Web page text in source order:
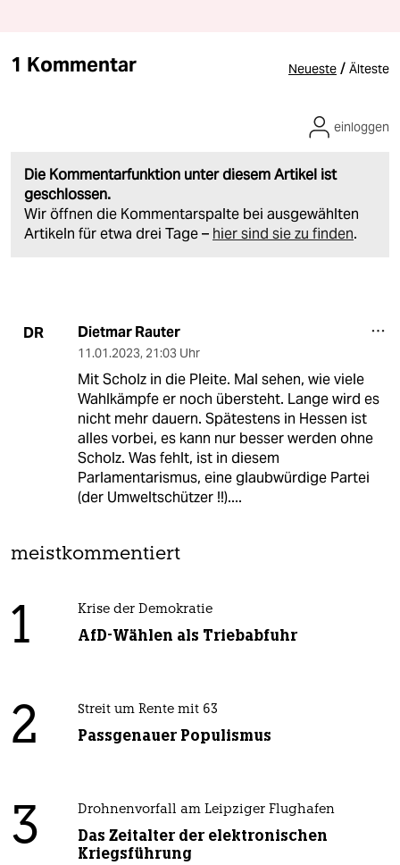
1 Kommentar Neueste / Älteste
Die Kommentarfunktion unter diesem Artikel ist
geschlossen.
Wir öffnen die Kommentarspalte bei ausgewählten
Artikeln für etwa drei Tage – hier sind sie zu finden.
einloggen
DR Dietmar Rauter
11.01.2023, 21:03 Uhr
Mit Scholz in die Pleite. Mal sehen, wie viele
Wahlkämpfe er noch übersteht. Lange wird es
nicht mehr dauern. Spätestens in Hessen ist
alles vorbei, es kann nur besser werden ohne
Scholz. Was fehlt, ist in diesem
Parlamentarismus, eine glaubwürdige Partei
(der Umweltschützer !!)....
meistkommentiert
1 Krise der Demokratie
AfD-Wählen als Triebabfuhr
2 Streit um Rente mit 63
Passgenauer Populismus
3 Drohnenvorfall am Leipziger Flughafen
Das Zeitalter der elektronischen
Kriegsführung